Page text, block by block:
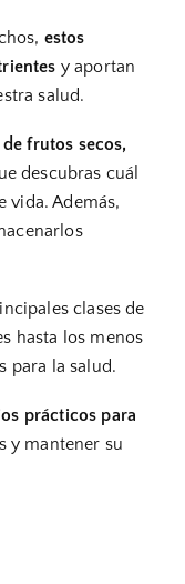
estos
y aportan
salud.
frutos secos,
descubras cuál
vida. Además,
clases de
hasta los menos
para la salud.
prácticos para
y mantener su